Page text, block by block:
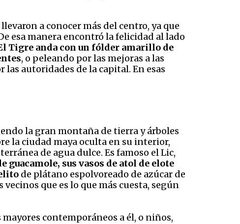
a conocer más del centro, ya que
esa manera encontró la felicidad al lado
Tigre anda con un fólder amarillo de
, o peleando por las mejoras a las
autoridades de la capital. En esas
la gran montaña de tierra y árboles
la ciudad maya oculta en su interior,
de agua dulce. Es famoso el Lic,
guacamole, sus vasos de atol de elote
de plátano espolvoreado de azúcar de
que es lo que más cuesta, según
contemporáneos a él, o niños,